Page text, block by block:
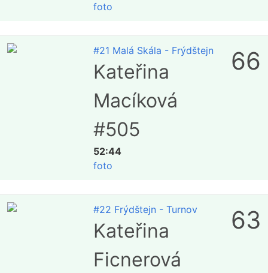
foto
#21 Malá Skála - Frýdštejn
Kateřina
Macíková
#505
52:44
foto
66
#22 Frýdštejn - Turnov
Kateřina
Ficnerová
63